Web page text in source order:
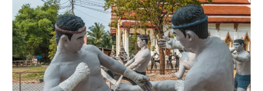
spectacles
sportifs
à
voir
en
Thaïlande